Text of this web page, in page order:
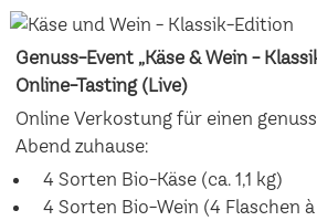
Genuss-Event „Käse & Wein -
Online-Tasting (Live)
Online Verkostung für einen
Abend zuhause:
4 Sorten Bio-Käse (ca. 1,1 kg)
4 Sorten Bio-Wein (4 Flaschen à